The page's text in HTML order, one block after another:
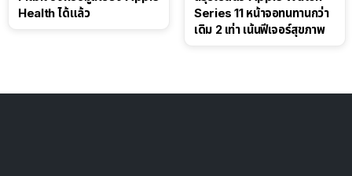
Health ได้แล้ว
Series 11 หน้าจอทนทานกว่า
เดิม 2 เท่า เน้นฟีเจอร์สุขภาพ